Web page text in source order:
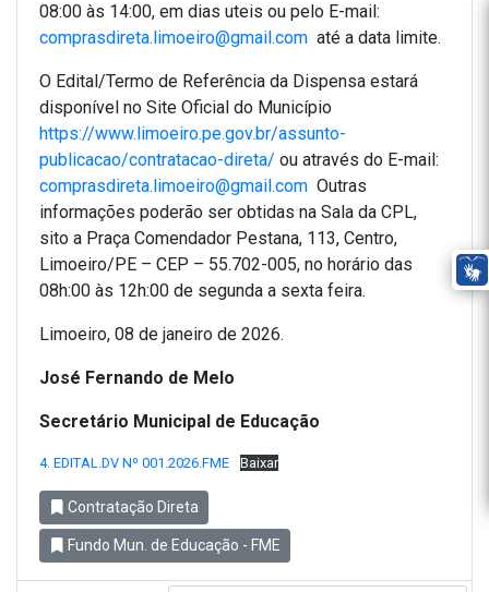
08:00 às 14:00, em dias uteis ou pelo E-mail:
comprasdireta.limoeiro@gmail.com até a data limite.
O Edital/Termo de Referência da Dispensa estará
disponível no Site Oficial do Município
https://www.limoeiro.pe.gov.br/assunto-
publicacao/contratacao-direta/ ou através do E-mail:
comprasdireta.limoeiro@gmail.com Outras
informações poderão ser obtidas na Sala da CPL,
sito a Praça Comendador Pestana, 113, Centro,
Limoeiro/PE – CEP – 55.702-005, no horário das
08h:00 às 12h:00 de segunda a sexta feira.
Limoeiro, 08 de janeiro de 2026.
José Fernando de Melo
Secretário Municipal de Educação
4. EDITAL.DV Nº 001.2026.FME Baixar
Contratação Direta
Fundo Mun. de Educação - FME